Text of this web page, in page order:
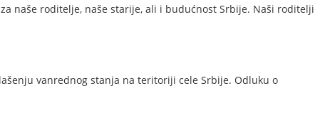
naše roditelje, naše starije, ali i budućnost Srbije. Naši roditelji
vanrednog stanja na teritoriji cele Srbije. Odluku o